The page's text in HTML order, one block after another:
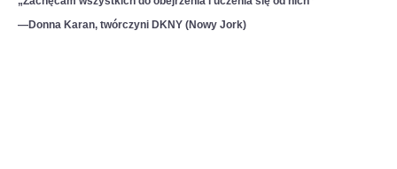
—Donna Karan, twórczyni DKNY (Nowy Jork)